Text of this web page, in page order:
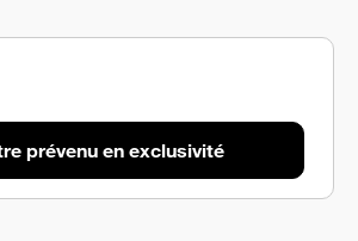
prévenu en exclusivité